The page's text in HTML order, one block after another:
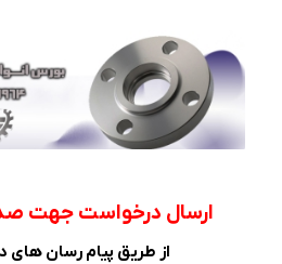
ارسال درخواست جهت
از طریق پیام رسان های